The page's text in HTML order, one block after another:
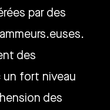
par des
des
un fort niveau
des